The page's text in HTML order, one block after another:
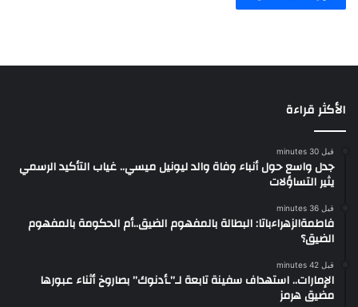
الأكثر قراءة
قبل 30 minutes
جدل واسع حول أنباء وفاة والد ليونيل ميسي.. غياب التأكيد الرسمي
يثير التساؤلات
قبل 36 minutes
فاطمةالزهراءباتا: البطالة بالمفهوم الضيق..أم الحكومة بالمفهوم
الضيق؟
قبل 42 minutes
الإمارات.. استهداف سفينة تابعة لـ”ـأدنوك” بصاروخ أثناء عبورها
مضيق هرمز